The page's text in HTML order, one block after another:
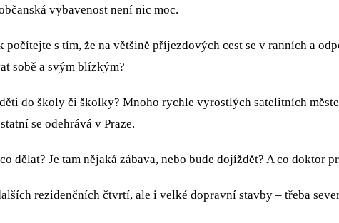
vybavenost není nic moc.
s tím, že na většině příjezdových cest se v ranních a
sobě a svým blízkým?
do školy či školky? Mnoho rychle vyrostlých satelitních
se odehrává v Praze.
dělat? Je tam nějaká zábava, nebo bude dojíždět? A co doktor
rezidenčních čtvrtí, ale i velké dopravní stavby – třeba